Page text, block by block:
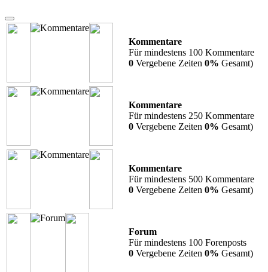
Kommentare
Für mindestens 100 Kommentare
0 Vergebene Zeiten 0% Gesamt)
Kommentare
Für mindestens 250 Kommentare
0 Vergebene Zeiten 0% Gesamt)
Kommentare
Für mindestens 500 Kommentare
0 Vergebene Zeiten 0% Gesamt)
Forum
Für mindestens 100 Forenposts
0 Vergebene Zeiten 0% Gesamt)